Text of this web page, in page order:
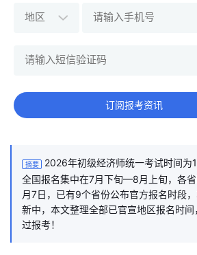
订阅报考资讯
摘要
2026年初级经济师统一考试时间为
全国报名集中在7月下旬—8月上旬，各
月7日，已有9个省份公布官方报名时段
新中，本文整理全部已官宣地区报名时
过报考！